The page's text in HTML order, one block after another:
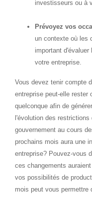
investisseurs ou à
Prévoyez vos
un contexte où les
important
votre entreprise.
Vous devez tenir compte
entreprise peut-elle rester
quelconque afin de
l'évolution des
gouvernement au cours
prochains mois aura une
entreprise? Pouvez-vous
ces changements
vos possibilités de
mois peut vous permettre